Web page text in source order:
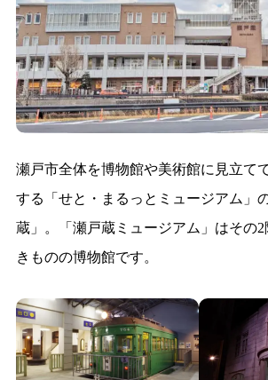
瀬戸市全体を博物館や美術館に見立て
する「せと・まるっとミュージアム」
蔵」。「瀬戸蔵ミュージアム」はその
きものの博物館です。